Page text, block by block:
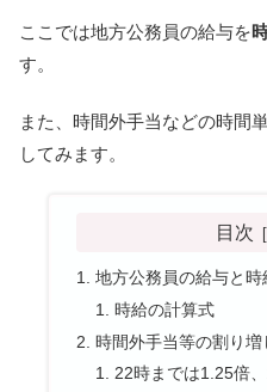
ここでは地方公務員の給与を
す。
また、時間外手当などの時間
してみます。
目次
地方公務員の給与と時
時給の計算式
時間外手当等の割り増
22時までは1.25倍